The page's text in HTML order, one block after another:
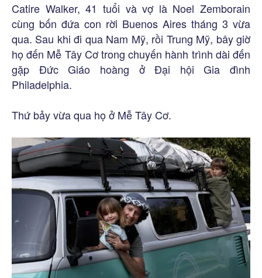
Catire Walker, 41 tuổi và vợ là Noel Zemborain
cùng bốn đứa con rời Buenos Aires tháng 3 vừa
qua. Sau khi đi qua Nam Mỹ, rồi Trung Mỹ, bây giờ
họ đến Mễ Tây Cơ trong chuyến hành trình dài đến
gặp Đức Giáo hoàng ở Đại hội Gia đình
Philadelphia.
Thứ bảy vừa qua họ ở Mễ Tây Cơ.